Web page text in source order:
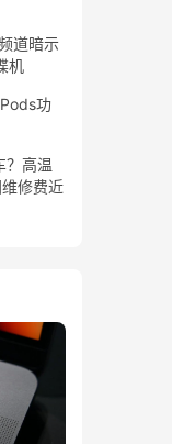
道暗示
机
功
？高温
修费近